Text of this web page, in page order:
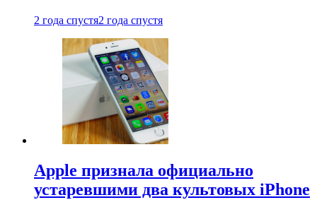
2 года спустя2 года спустя
Apple признала официально
устаревшими два культовых iPhone